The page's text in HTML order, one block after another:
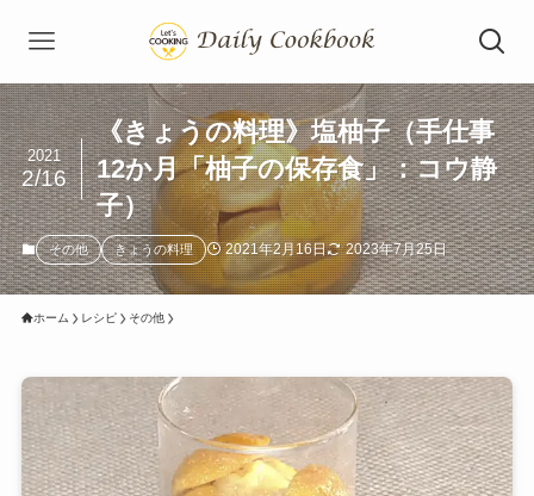
《きょうの料理》塩柚子（手仕事
12か月「柚子の保存食」：コウ静
子）
2021
2/16
その他 きょうの料理 2021年2月16日 2023年7月25日
ホーム レシピ その他